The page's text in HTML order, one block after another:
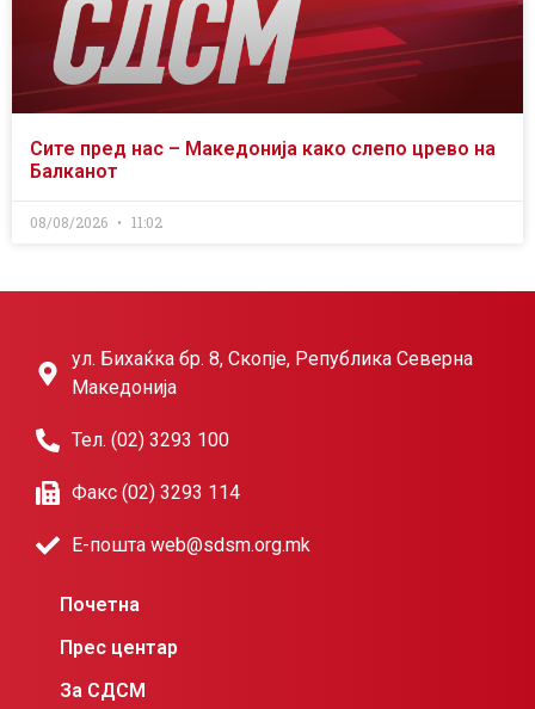
Сите пред нас – Македонија како слепо црево на
Балканот
08/08/2026 11:02
ул. Бихаќка бр. 8, Скопје, Република Северна
Македонија
Тел. (02) 3293 100
Факс (02) 3293 114
Е-пошта web@sdsm.org.mk
Почетна
Прес центар
За СДСМ